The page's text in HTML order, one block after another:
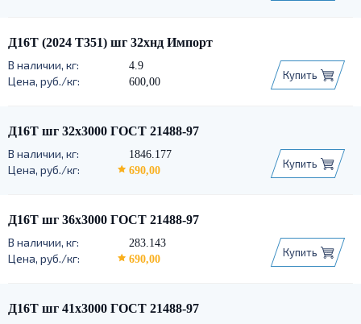
Д16Т (2024 Т351) шг 32хнд Импорт
4.9
600,00
Купить
Д16Т шг 32х3000 ГОСТ 21488-97
1846.177
690,00
Купить
Д16Т шг 36х3000 ГОСТ 21488-97
283.143
690,00
Купить
Д16Т шг 41х3000 ГОСТ 21488-97